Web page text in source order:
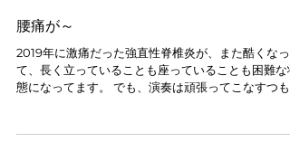
腰痛が～
2019年に激痛だった強直性脊椎炎が、また酷くなっ
て、長く立っていることも座っていることも困難な
態になってます。 でも、演奏は頑張ってこなすつも